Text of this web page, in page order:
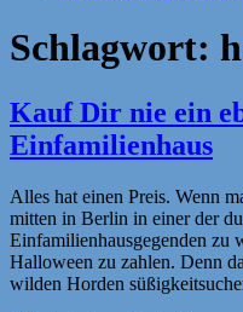
Schlagwort:
Kauf Dir nie ein
Einfamilienhaus
Alles hat einen Preis. Wenn
mitten in Berlin in einer der
Einfamilienhausgegenden zu
Halloween zu zahlen. Denn
wilden Horden